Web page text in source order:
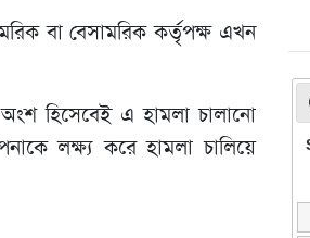
বা বেসামরিক কর্তৃপক্ষ এখন
অংশ হিসেবেই এ হামলা চালানো
লক্ষ্য করে হামলা চালিয়ে